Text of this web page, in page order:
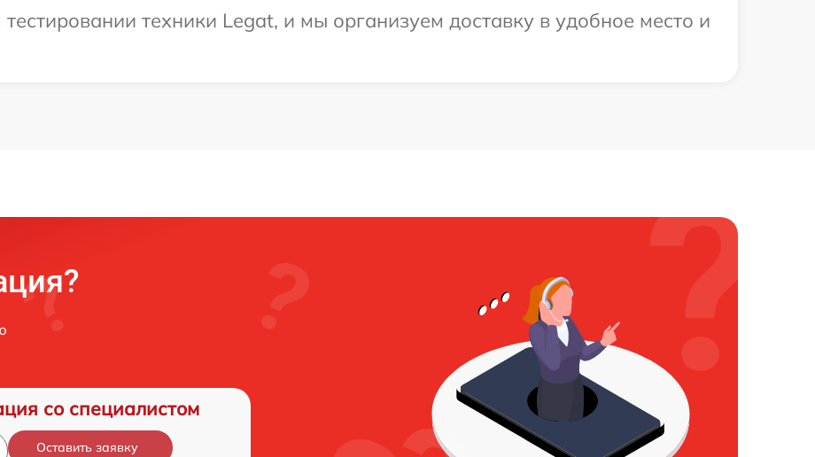
техники Legat, и мы организуем доставку в удобное место и
со специалистом
Оставить заявку